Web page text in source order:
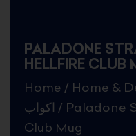
PALADONE
HELLFIRE CLUB
Home / Home &
اكواب / Paladone
Club Mug